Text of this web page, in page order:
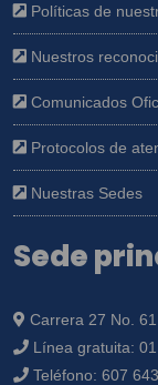
Políticas de
Nuestros
Comunicados
Protocolos de
Nuestras Sedes
Sede
Carrera 27 No.
Línea gratuita:
Teléfono: 607